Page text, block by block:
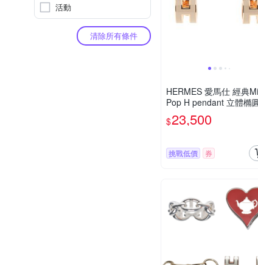
活動
清除所有條件
HERMES 愛馬仕 經典
Pop H pendant 立體橢
空穿式耳環(MARRON
CE/玫瑰金)
$23,500
挑戰低價 券